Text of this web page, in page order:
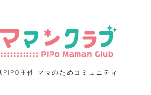
PIPO主催 ママのためコミュニティ